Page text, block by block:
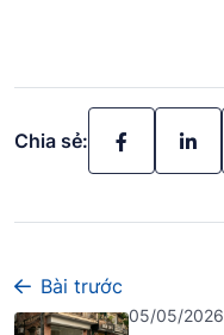
Chia sẻ:
Bài trước
05/05/2026